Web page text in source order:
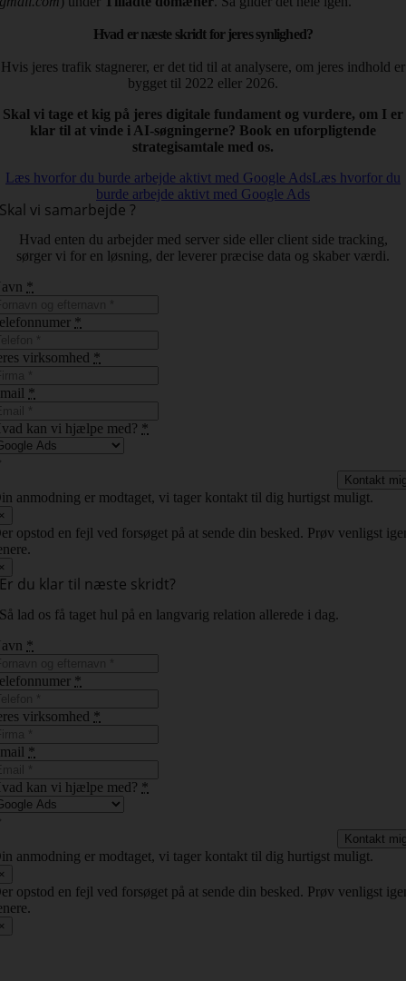
Hvad er næste skridt for jeres synlighed?
Hvis jeres trafik stagnerer, er det tid til at analysere, om jeres indhold er
bygget til 2022 eller 2026.
Skal vi tage et kig på jeres digitale fundament og vurdere, om I er
klar til at vinde i AI-søgningerne? Book en uforpligtende
strategisamtale med os.
Læs hvorfor du burde arbejde aktivt med Google AdsLæs hvorfor du
burde arbejde aktivt med Google Ads
Skal vi samarbejde ?
Hvad enten du arbejder med server side eller client side tracking,
sørger vi for en løsning, der leverer præcise data og skaber værdi.
*
*
virksomhed *
*
kan vi hjælpe med? *
Kontakt
anmodning er modtaget, vi tager kontakt til dig hurtigst muligt.
opstod en fejl ved forsøget på at sende din besked. Prøv venligst
Er du klar til næste skridt?
Så lad os få taget hul på en langvarig relation allerede i dag.
*
*
virksomhed *
*
kan vi hjælpe med? *
Kontakt
anmodning er modtaget, vi tager kontakt til dig hurtigst muligt.
opstod en fejl ved forsøget på at sende din besked. Prøv venligst